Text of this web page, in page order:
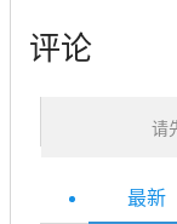
评论
请
最新